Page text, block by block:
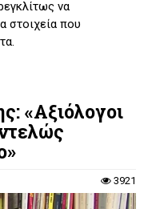
να
στοιχεία που
«Αξιόλογοι
3921